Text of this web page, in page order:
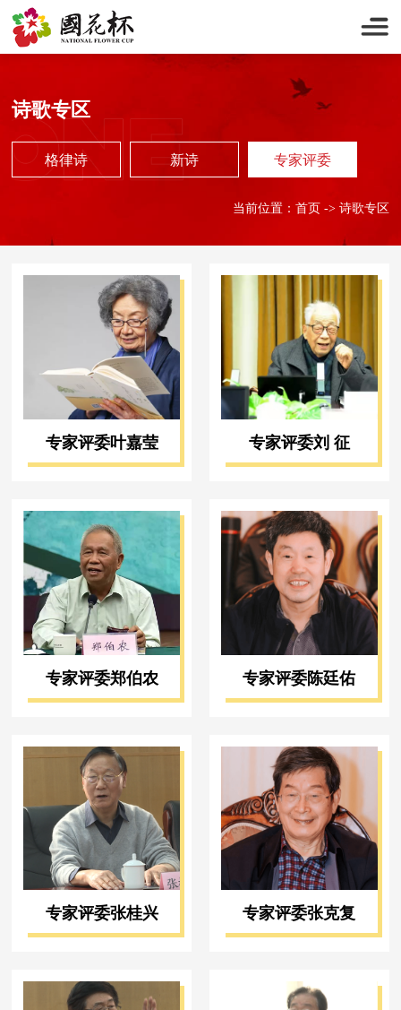
诗歌专区
格律诗 新诗 专家评委
当前位置： 首页 -> 诗歌专区
专家评委叶嘉莹 专家评委刘 征
专家评委郑伯农 专家评委陈廷佑
专家评委张桂兴 专家评委张克复